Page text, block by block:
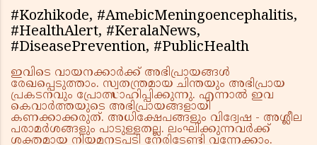
#Kozhikode, #AmеbicMeningoencephalitis,
#HealthAlert, #KeralaNews,
#DiseasePrevention, #PublicHealth
ഇവിടെ വായനക്കാർക്ക് അഭിപ്രായങ്ങൾ
രേഖപ്പെടുത്താം. സ്വതന്ത്രമായ ചിന്തയും അഭിപ്രായ
പ്രകടനവും പ്രോത്സാഹിപ്പിക്കുന്നു. എന്നാൽ ഇവ
കെവാർത്തയുടെ അഭിപ്രായങ്ങളായി
കണക്കാക്കരുത്. അധിക്ഷേപങ്ങളും വിദ്വേഷ - അശ്ലീല
പരാമർശങ്ങളും പാടുള്ളതല്ല. ലംഘിക്കുന്നവർക്ക്
ശക്തമായ നിയമനടപടി നേരിടേണ്ടി വന്നേക്കാം.